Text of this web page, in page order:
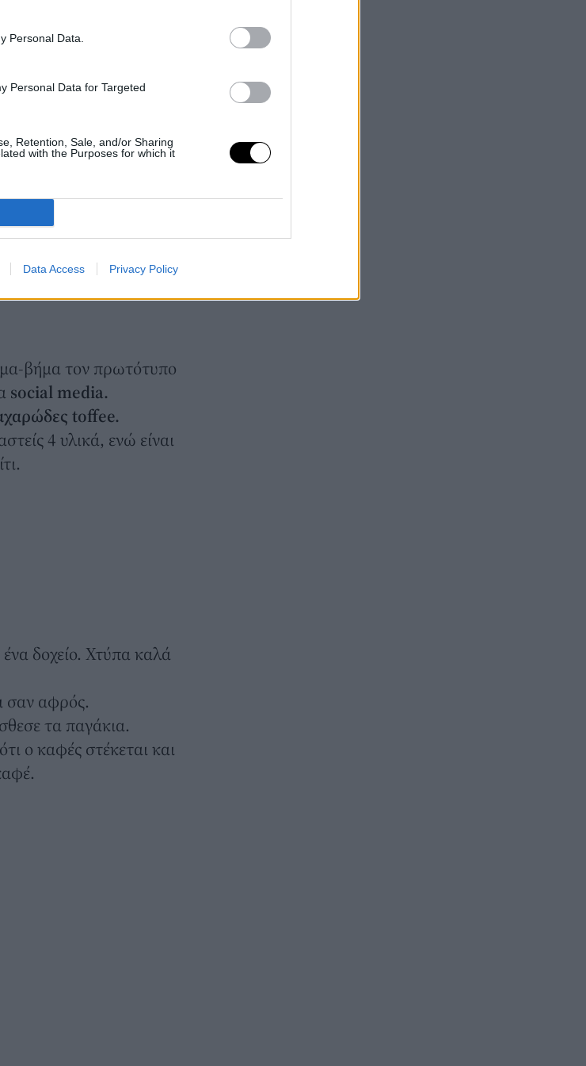
Personal Data.
Personal Data for Targeted
Retention, Sale, and/or Sharing
with the Purposes for which it
Data Access Privacy Policy
βήμα τον πρωτότυπο
social media.
toffee.
4 υλικά, ενώ είναι
δοχείο. Χτύπα καλά
σαν αφρός.
τα παγάκια.
ο καφές στέκεται και